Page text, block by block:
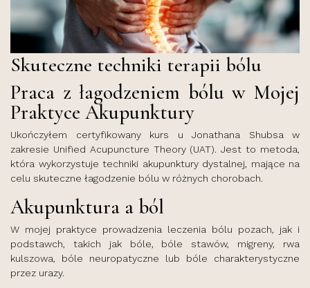
Skuteczne techniki terapii bólu
Praca z łagodzeniem bólu w Mojej
Praktyce Akupunktury
Ukończyłem certyfikowany kurs u Jonathana Shubsa w
zakresie Unified Acupuncture Theory (UAT). Jest to metoda,
która wykorzystuje techniki akupunktury dystalnej, mające na
celu skuteczne łagodzenie bólu w różnych chorobach.
Akupunktura a ból
W mojej praktyce prowadzenia leczenia bólu pozach, jak i
podstawch, takich jak bóle, bóle stawów, migreny, rwa
kulszowa, bóle neuropatyczne lub bóle charakterystyczne
przez urazy.